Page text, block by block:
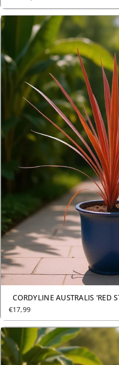
2
CORDYLINE AUSTRALIS 'RED
€17,99